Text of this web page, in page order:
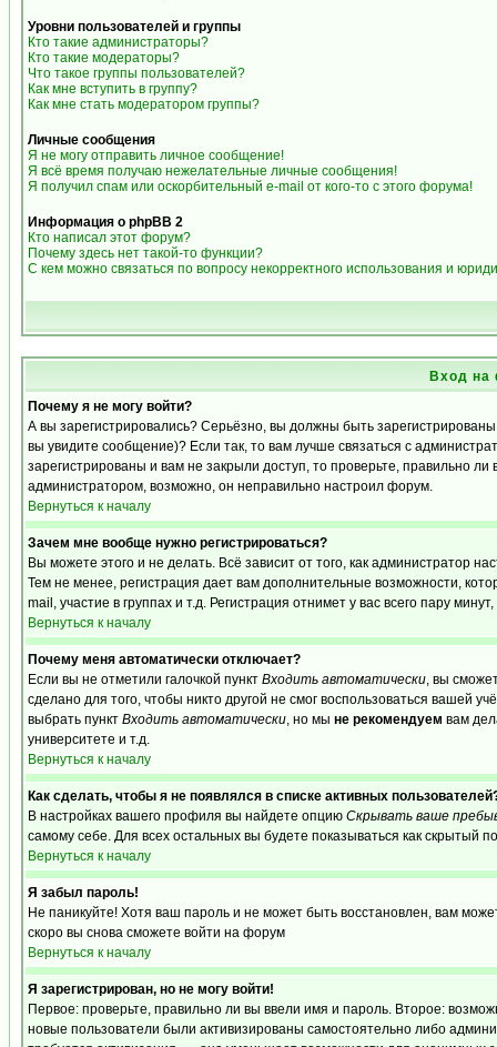
Уровни пользователей и группы
Кто такие администраторы?
Кто такие модераторы?
Что такое группы пользователей?
Как мне вступить в группу?
Как мне стать модератором группы?
Личные сообщения
Я не могу отправить личное сообщение!
Я всё время получаю нежелательные личные сообщения!
Я получил спам или оскорбительный e-mail от кого-то с этого форума!
Информация о phpBB 2
Кто написал этот форум?
Почему здесь нет такой-то функции?
С кем можно связаться по вопросу некорректного использования и
Вход на
Почему я не могу войти?
А вы зарегистрировались? Серьёзно, вы должны быть
вы увидите сообщение)? Если так, то вам лучше связаться с
зарегистрированы и вам не закрыли доступ, то проверьте, правильно
администратором, возможно, он неправильно настроил форум.
Вернуться к началу
Зачем мне вообще нужно регистрироваться?
Вы можете этого и не делать. Всё зависит от того, как администратор
Тем не менее, регистрация дает вам дополнительные возможности,
mail, участие в группах и т.д. Регистрация отнимет у вас всего пару
Вернуться к началу
Почему меня автоматически отключает?
Если вы не отметили галочкой пункт Входить автоматически, вы
сделано для того, чтобы никто другой не смог воспользоваться вашей
выбрать пункт Входить автоматически, но мы не рекомендуем вам
университете и т.д.
Вернуться к началу
Как сделать, чтобы я не появлялся в списке активных
В настройках вашего профиля вы найдете опцию Скрывать ваше
самому себе. Для всех остальных вы будете показываться как скрытый
Вернуться к началу
Я забыл пароль!
Не паникуйте! Хотя ваш пароль и не может быть восстановлен, вам
скоро вы снова сможете войти на форум
Вернуться к началу
Я зарегистрирован, но не могу войти!
Первое: проверьте, правильно ли вы ввели имя и пароль. Второе:
новые пользователи были активизированы самостоятельно либо